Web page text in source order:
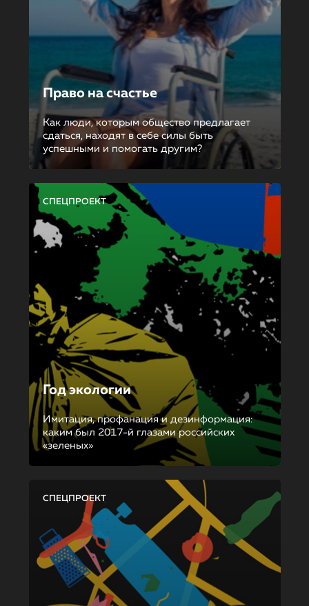
Право на счастье
Как люди, которым общество предлагает
сдаться, находят в себе силы быть
успешными и помогать другим?
СПЕЦПРОЕКТ
Год экологии
Имитация, профанация и дезинформация:
каким был 2017-й глазами российских
«зеленых»
СПЕЦПРОЕКТ